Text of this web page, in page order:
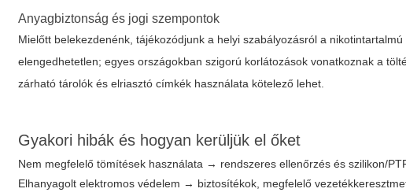
Anyagbiztonság és jogi szempontok
Mielőtt belekezdenénk, tájékozódjunk a helyi szabályozásról a
elengedhetetlen; egyes országokban szigorú korlátozások vonatkoznak a
zárható tárolók és elriasztó címkék használata kötelező lehet.
Gyakori hibák és hogyan kerüljük el őket
Nem megfelelő tömítések használata → rendszeres ellenőrzés és szilikon/
Elhanyagolt elektromos védelem → biztosítékok, megfelelő